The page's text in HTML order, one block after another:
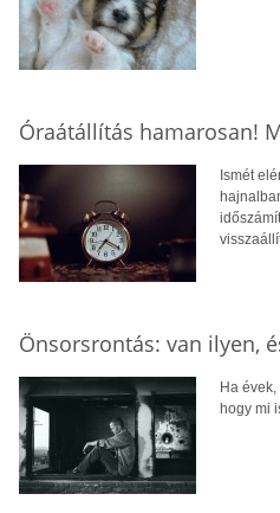
Óraátállítás hamarosan!
Ismét
Önsorsrontás: van ilyen,
Ha
hogy mi